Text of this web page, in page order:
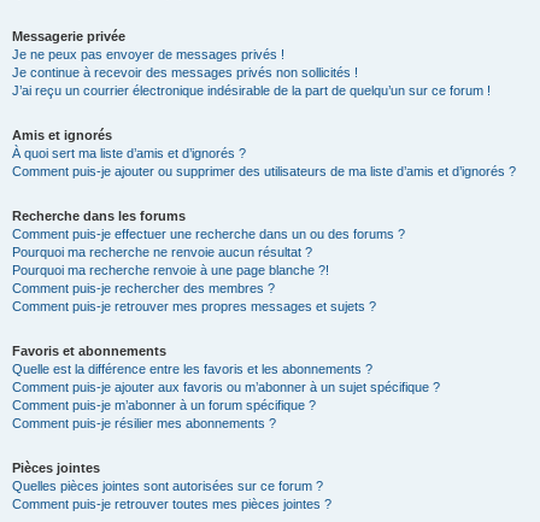
Messagerie privée
Je ne peux pas envoyer de messages privés !
Je continue à recevoir des messages privés non sollicités !
J’ai reçu un courrier électronique indésirable de la part de quelqu’un sur ce forum !
Amis et ignorés
À quoi sert ma liste d’amis et d’ignorés ?
Comment puis-je ajouter ou supprimer des utilisateurs de ma liste d’amis et d’ignorés ?
Recherche dans les forums
Comment puis-je effectuer une recherche dans un ou des forums ?
Pourquoi ma recherche ne renvoie aucun résultat ?
Pourquoi ma recherche renvoie à une page blanche ?!
Comment puis-je rechercher des membres ?
Comment puis-je retrouver mes propres messages et sujets ?
Favoris et abonnements
Quelle est la différence entre les favoris et les abonnements ?
Comment puis-je ajouter aux favoris ou m’abonner à un sujet spécifique ?
Comment puis-je m’abonner à un forum spécifique ?
Comment puis-je résilier mes abonnements ?
Pièces jointes
Quelles pièces jointes sont autorisées sur ce forum ?
Comment puis-je retrouver toutes mes pièces jointes ?